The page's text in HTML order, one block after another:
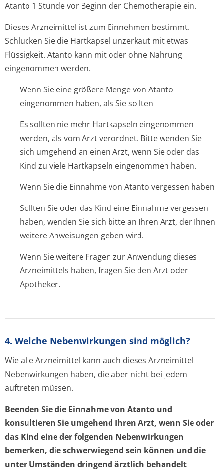
Atanto 1 Stunde vor Beginn der Chemotherapie ein.
Dieses Arzneimittel ist zum Einnehmen bestimmt.
Schlucken Sie die Hartkapsel unzerkaut mit etwas
Flüssigkeit. Atanto kann mit oder ohne Nahrung
eingenommen werden.
Wenn Sie eine größere Menge von Atanto
eingenommen haben, als Sie sollten
Es sollten nie mehr Hartkapseln eingenommen
werden, als vom Arzt verordnet. Bitte wenden Sie
sich umgehend an einen Arzt, wenn Sie oder das
Kind zu viele Hartkapseln eingenommen haben.
Wenn Sie die Einnahme von Atanto vergessen haben
Sollten Sie oder das Kind eine Einnahme vergessen
haben, wenden Sie sich bitte an Ihren Arzt, der Ihnen
weitere Anweisungen geben wird.
Wenn Sie weitere Fragen zur Anwendung dieses
Arzneimittels haben, fragen Sie den Arzt oder
Apotheker.
4. Welche Nebenwirkungen sind möglich?
Wie alle Arzneimittel kann auch dieses Arzneimittel
Nebenwirkungen haben, die aber nicht bei jedem
auftreten müssen.
Beenden Sie die Einnahme von Atanto und
konsultieren Sie umgehend Ihren Arzt, wenn Sie oder
das Kind eine der folgenden Nebenwirkungen
bemerken, die schwerwiegend sein können und die
unter Umständen dringend ärztlich behandelt